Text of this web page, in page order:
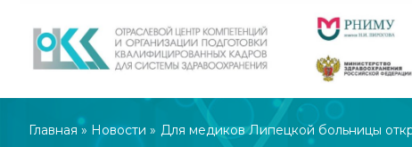
Главная » Новости » Для медиков Липецкой больницы